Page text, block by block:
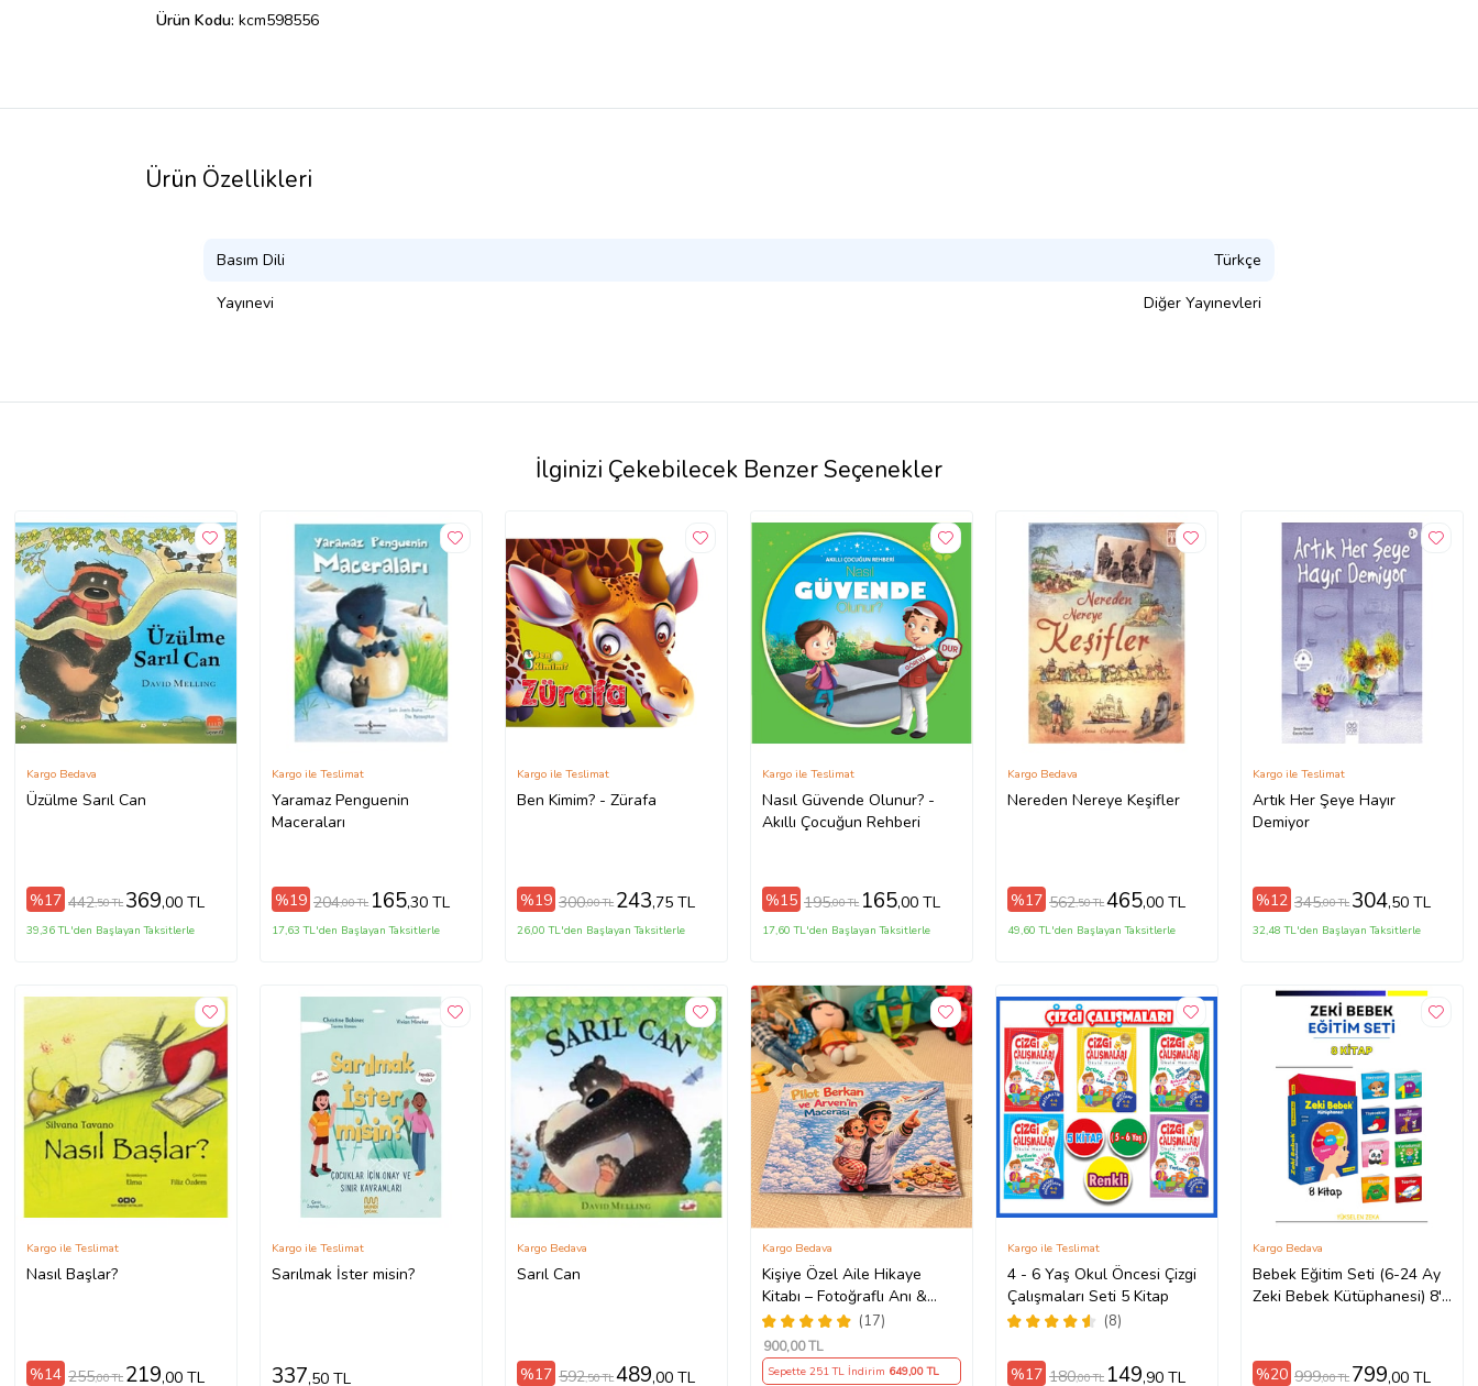
Ürün Kodu: kcm598556
Ürün Özellikleri
Basım Dili Türkçe
Yayınevi Diğer Yayınevleri
İlginizi Çekebilecek Benzer Seçenekler
Üzülme Sarıl Can
Kargo Bedava
%17 442,50 TL 369,00 TL
39,36 TL'den Başlayan Taksitlerle
Yaramaz Penguenin
Maceraları
Kargo ile Teslimat
%19 204,00 TL 165,30 TL
17,63 TL'den Başlayan Taksitlerle
Ben Kimim? - Zürafa
Kargo ile Teslimat
%19 300,00 TL 243,75 TL
26,00 TL'den Başlayan Taksitlerle
Nasıl Güvende Olunur? -
Akıllı Çocuğun Rehberi
Kargo ile Teslimat
%15 195,00 TL 165,00 TL
17,60 TL'den Başlayan Taksitlerle
Nereden Nereye Keşifler
Kargo Bedava
%17 562,50 TL465,00 TL
49,60 TL'den Başlayan Taksitlerle
Artık Her Şeye Hayır
Demiyor
Kargo ile Teslimat
%12 345,00 TL 304,50 TL
32,48 TL'den Başlayan Taksitlerle
Nasıl Başlar?
Kargo ile Teslimat
%14 255,00 TL 219,00 TL
Sarılmak İster misin?
Kargo ile Teslimat
337,50 TL
Sarıl Can
Kargo Bedava
%17 592,50 TL489,00 TL
Kişiye Özel Aile Hikaye
Kitabı – Fotoğraflı Anı &
Masal Kitabı
(17)
Kargo Bedava
900,00 TL
Sepette 251 TL İndirim 649,00 TL
4 - 6 Yaş Okul Öncesi Çizgi
Çalışmaları Seti 5 Kitap
(8)
Kargo ile Teslimat
%17 180,00 TL 149,90 TL
Bebek Eğitim Seti (6-24 Ay
Zeki Bebek Kütüphanesi) 8'li
Kargo Bedava
%20 999,00 TL 799,00 TL